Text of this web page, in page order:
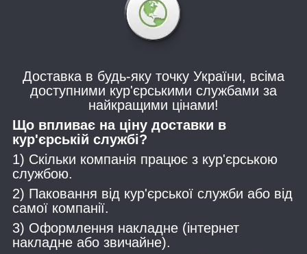
Доставка в будь-яку точку України, всіма
доступними кур'єрськими службами за
найкращими цінами!
Що впливає на ціну доставки в
кур'єрській службі?
1) Скільки компанія працює з кур'єрською
службою.
2) Паковання від кур'єрської служби або від
самої компанії.
3) Оформлення накладне (інтернет
накладне або звичайне).